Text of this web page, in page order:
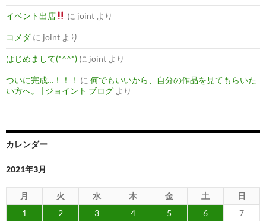
イベント出店 に jointより
コメダ に joint より
はじめまして(*^^*) に joint より
ついに完成…！！！ に 何でもいいから、自分の作品を見てもらいた
い方へ。 | ジョイント ブログ より
カレンダー
2021年3月
月 火 水 木 金 土
日
1
2 3 4 5 6
7